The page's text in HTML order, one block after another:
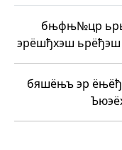
бњфњ№цр
эрёшђхэш
бяшёњъ эр